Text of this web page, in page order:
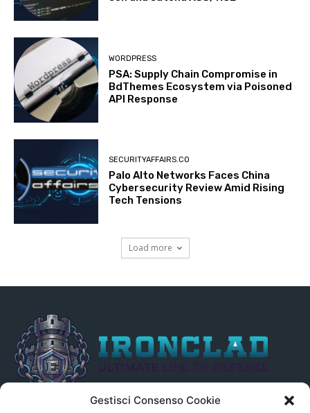
Gestisci Consenso Cookie
WORDPRESS
PSA: Supply Chain Compromise in
BdThemes Ecosystem via Poisoned
API Response
SECURITYAFFAIRS.CO
Palo Alto Networks Faces China
Cybersecurity Review Amid Rising
Tech Tensions
Load more